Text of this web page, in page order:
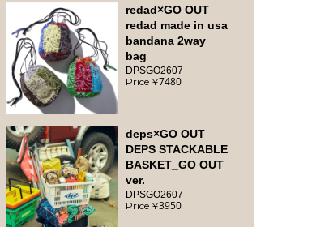
redad×GO OUT
redad made in usa
bandana 2way
bag
DPSGO2607
7480
deps×GO OUT
DEPS STACKABLE
BASKET_GO OUT
ver.
DPSGO2607
3950